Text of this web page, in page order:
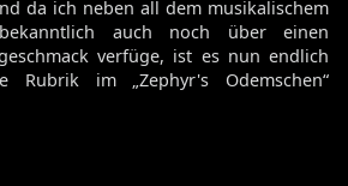
da ich neben all dem musikalischem
auch noch über einen
verfüge, ist es nun endlich
im „Zephyr's Odemschen“